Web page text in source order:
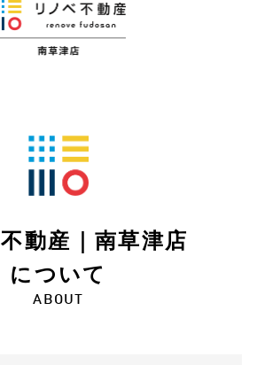
動産｜南草津店
について
ABOUT